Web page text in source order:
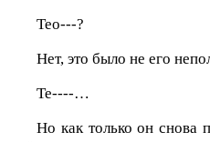
Тео---?
Нет, это было не его
Те----…
Но как только он снова